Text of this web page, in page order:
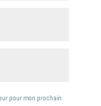
pour mon prochain